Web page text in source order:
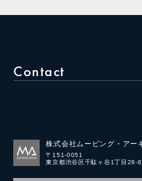
Contact
株式会社ムービング・アー
〒151-0051
東京都渋谷区千駄ヶ谷1丁目28-